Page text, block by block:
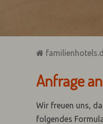
Anfrage
Wir freuen uns,
folgendes